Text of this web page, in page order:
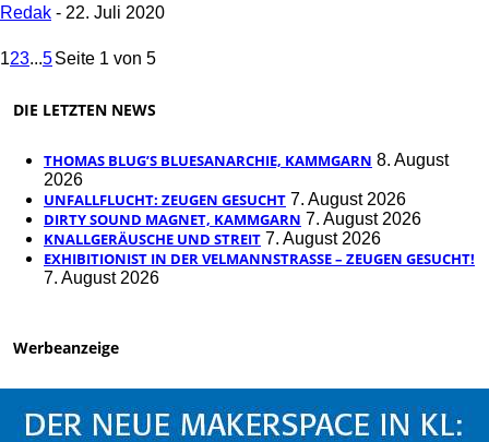
Redak - 22. Juli 2020
123...5Seite 1 von 5
DIE LETZTEN NEWS
THOMAS BLUG’S BLUESANARCHIE, KAMMGARN 8. August
2026
UNFALLFLUCHT: ZEUGEN GESUCHT 7. August 2026
DIRTY SOUND MAGNET, KAMMGARN 7. August 2026
KNALLGERÄUSCHE UND STREIT 7. August 2026
EXHIBITIONIST IN DER VELMANNSTRASSE – ZEUGEN GESUCHT!
7. August 2026
Werbeanzeige